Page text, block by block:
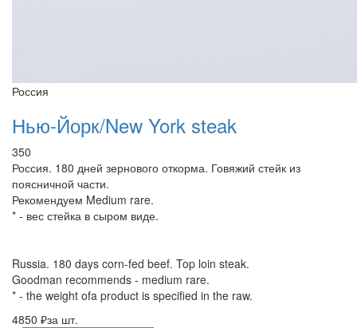
Россия
Нью-Йорк/New York steak
350
Россия. 180 дней зернового откорма. Говяжий стейк из
поясничной части.
Рекомендуем Medium rare.
* - вес стейка в сыром виде.
Russia. 180 days corn-fed beef. Top loin steak.
Goodman recommends - medium rare.
* - the weight ofa product is specified in the raw.
4850 ₽за шт.